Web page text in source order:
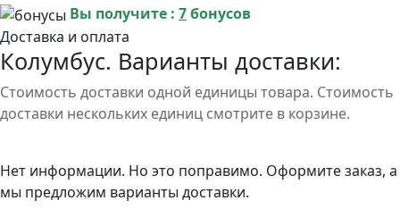
Вы получите : 7бонусов
Доставка и оплата
Колумбус. Варианты доставки:
Стоимость доставки одной единицы товара. Стоимость
доставки нескольких единиц смотрите в корзине.
Нет информации. Но это поправимо. Оформите заказ, а
мы предложим варианты доставки.